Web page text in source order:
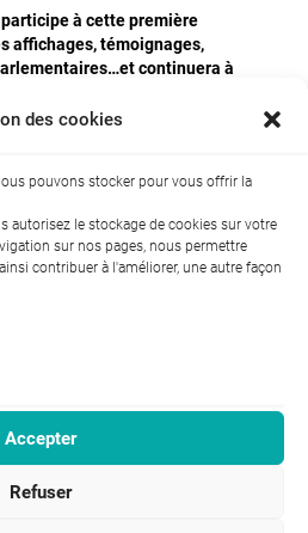
des cookies
pouvons stocker pour vous offrir la
autorisez le stockage de cookies sur votre
sur nos pages, nous permettre
contribuer à l'améliorer, une autre façon
Accepter
Refuser
à cette première
affichages, témoignages,
continuera à
Entraide et Solidarités
46, avenue Gustave Eiffel